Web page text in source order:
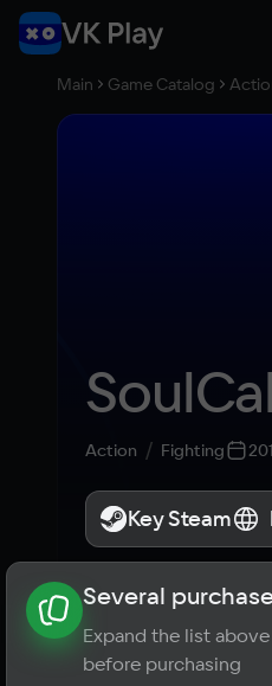
Main Game Catalog
Action Fighting
Key Steam
About the game
? Player
No reviews
Key Steam
Several
Expand the list
before purchasing